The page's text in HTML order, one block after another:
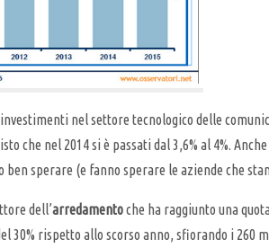
nel settore tecnologico delle
che nel 2014 si è passati dal 3,6% al 4%.
sperare (e fanno sperare le aziende che
dell’arredamentoche ha raggiunto una
30% rispetto allo scorso anno, sfiorando i 260